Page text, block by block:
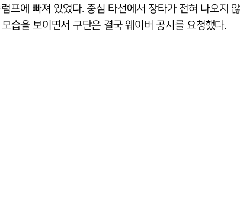
프에 빠져 있었다. 중심 타선에서 장타가 전혀 나오지
습을 보이면서 구단은 결국 웨이버 공시를 요청했다.